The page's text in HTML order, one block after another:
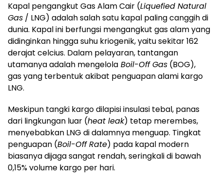
Kapal pengangkut Gas Alam Cair (Liquefied Natural
Gas / LNG) adalah salah satu kapal paling canggih di
dunia. Kapal ini berfungsi mengangkut gas alam yang
didinginkan hingga suhu kriogenik, yaitu sekitar 162
derajat celcius. Dalam pelayaran, tantangan
utamanya adalah mengelola Boil-Off Gas (BOG),
gas yang terbentuk akibat penguapan alami kargo
LNG.
Meskipun tangki kargo dilapisi insulasi tebal, panas
dari lingkungan luar (heat leak) tetap merembes,
menyebabkan LNG di dalamnya menguap. Tingkat
penguapan (Boil-Off Rate) pada kapal modern
biasanya dijaga sangat rendah, seringkali di bawah
0,15% volume kargo per hari.